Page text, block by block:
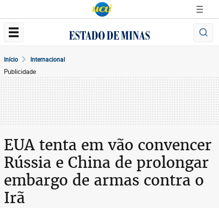
Início Internacional
Publicidade
EUA tenta em vão convencer
Rússia e China de prolongar
embargo de armas contra o
Irã